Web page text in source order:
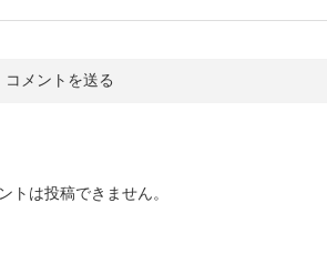
トは投稿できません。